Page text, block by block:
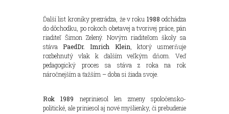
Ďalší list kroniky prezrádza, že v roku 1988 odchádza
do dôchodku, po rokoch obetavej a tvorivej práce, pán
riaditeľ Šimon Zelený. Novým riaditeľom školy sa
stávaPaedDr. Imrich Klein , ktorý usmerňuje
rozbehnutý vlak k ďalším veľkým dňom. Veď
pedagogický proces sa stáva z roka na rok
náročnejším a ťažším – doba si žiada svoje.
Rok 1989 nepriniesol len zmeny spoločensko-
politické, ale priniesol aj nové myšlienky, či prebudenie